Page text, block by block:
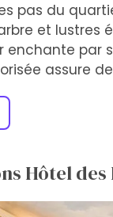
pas du
et lustres
enchante
assure
Hôtel